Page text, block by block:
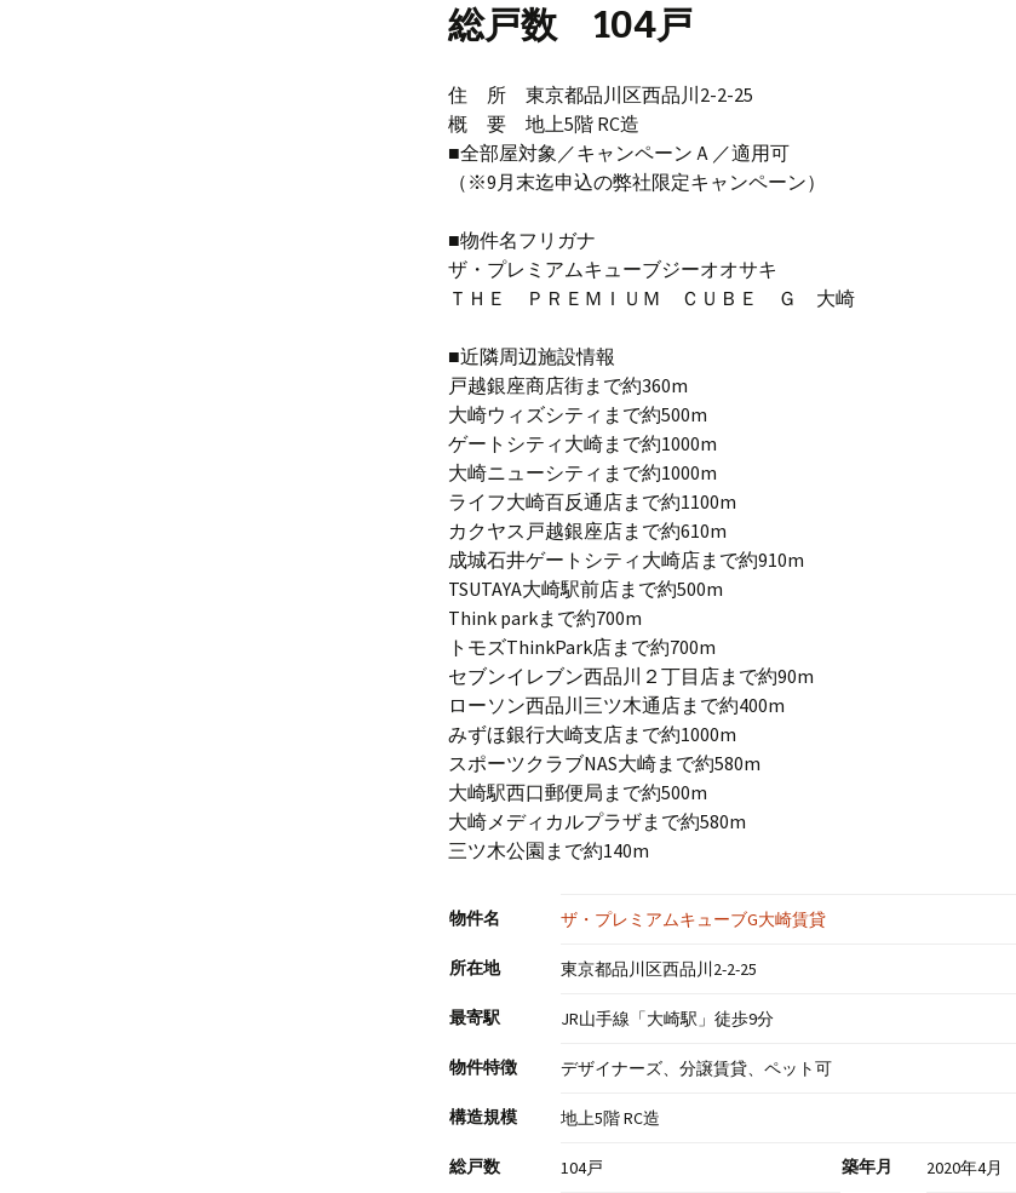
総戸数 104戸
住 所 東京都品川区西品川2-2-25
概 要 地上5階 RC造
■全部屋対象／キャンペーンＡ／適用可
（※9月末迄申込の弊社限定キャンペーン）
■物件名フリガナ
ザ・プレミアムキューブジーオオサキ
ＴＨＥ ＰＲＥＭＩＵＭ ＣＵＢＥ Ｇ 大崎
■近隣周辺施設情報
戸越銀座商店街まで約360m
大崎ウィズシティまで約500m
ゲートシティ大崎まで約1000m
大崎ニューシティまで約1000m
ライフ大崎百反通店まで約1100m
カクヤス戸越銀座店まで約610m
成城石井ゲートシティ大崎店まで約910m
TSUTAYA大崎駅前店まで約500m
Think parkまで約700m
トモズThinkPark店まで約700m
セブンイレブン西品川２丁目店まで約90m
ローソン西品川三ツ木通店まで約400m
みずほ銀行大崎支店まで約1000m
スポーツクラブNAS大崎まで約580m
大崎駅西口郵便局まで約500m
大崎メディカルプラザまで約580m
三ツ木公園まで約140m
物件名 ザ・プレミアムキューブG大崎賃貸
所在地 東京都品川区西品川2-2-25
最寄駅 JR山手線「大崎駅」徒歩9分
物件特徴 デザイナーズ、分譲賃貸、ペット可
構造規模 地上5階 RC造
総戸数 104戸 築年月 2020年4月